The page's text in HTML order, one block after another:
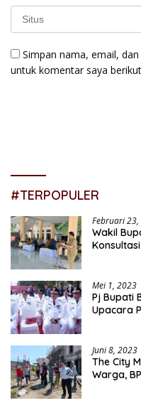
Simpan nama, email,
untuk komentar saya
#TERPOPULER
Februari
Wakil
Mei 1, 2023
Pj Bupati
Upacara
Juni 8, 2023
The City
Warga,